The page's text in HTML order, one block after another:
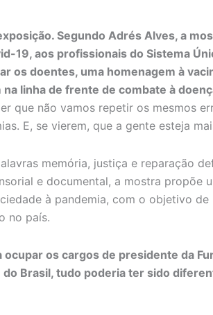
Segundo Adrés Alves, a
19, aos profissionais do Sistema
os doentes, uma homenagem à
linha de frente de combate à
que não vamos repetir os mesmos
E, se vierem, que a gente esteja
memória, justiça e reparação
e documental, a mostra propõe
à pandemia, com o objetivo de
no país.
os cargos de presidente da
Brasil, tudo poderia ter sido